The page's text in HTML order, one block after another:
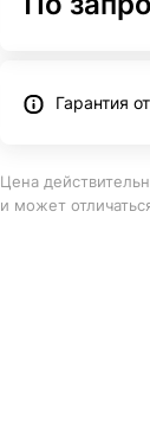
Гарантия
Цена
и может